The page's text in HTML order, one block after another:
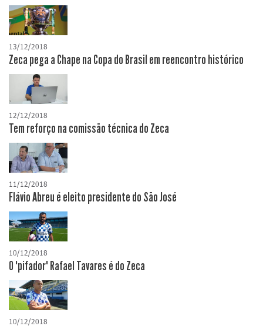
13/12/2018
Zeca pega a Chape na Copa do Brasil em reencontro histórico
12/12/2018
Tem reforço na comissão técnica do Zeca
11/12/2018
Flávio Abreu é eleito presidente do São José
10/12/2018
O "pifador" Rafael Tavares é do Zeca
10/12/2018